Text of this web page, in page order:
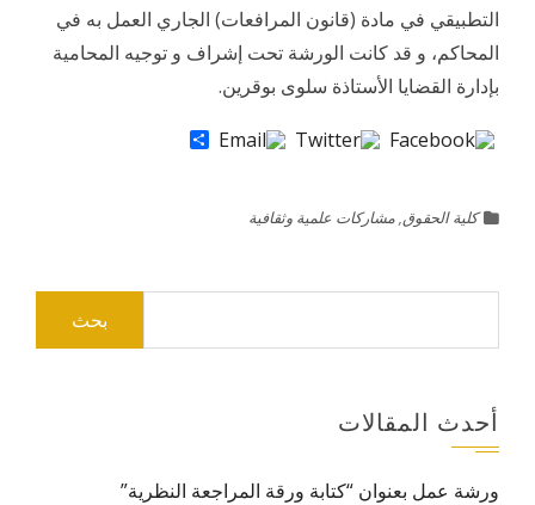
التطبيقي في مادة (قانون المرافعات) الجاري العمل به في
المحاكم، و قد كانت الورشة تحت إشراف و توجيه المحامية
بإدارة القضايا الأستاذة سلوى بوقرين.
كلية الحقوق,مشاركات علمية وثقافية
أحدث المقالات
ورشة عمل بعنوان “كتابة ورقة المراجعة النظرية”